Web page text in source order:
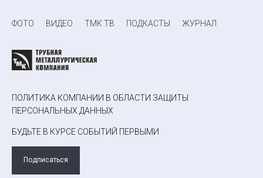
ФОТО ВИДЕО ТМК ТВ ПОДКАСТЫ ЖУРНАЛ
ПОЛИТИКА КОМПАНИИ В ОБЛАСТИ ЗАЩИТЫ
ПЕРСОНАЛЬНЫХ ДАННЫХ
БУДЬТЕ В КУРСЕ СОБЫТИЙ ПЕРВЫМИ
Подписаться